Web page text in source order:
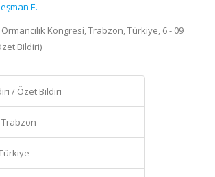
E.
Kongresi, Trabzon, Türkiye, 6 - 09
Bildiri)
/ Özet Bildiri
Trabzon